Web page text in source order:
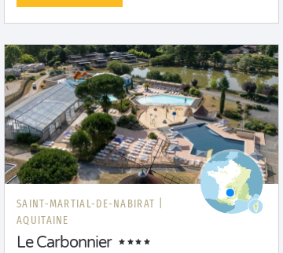
SAINT-MARTIAL-DE-NABIRAT |
AQUITAINE
Le Carbonnier